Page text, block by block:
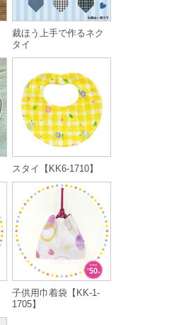
裁ほう上手で作るネク
タイ
スタイ【KK6-1710】
子供用巾着袋【KK-1-
1705】